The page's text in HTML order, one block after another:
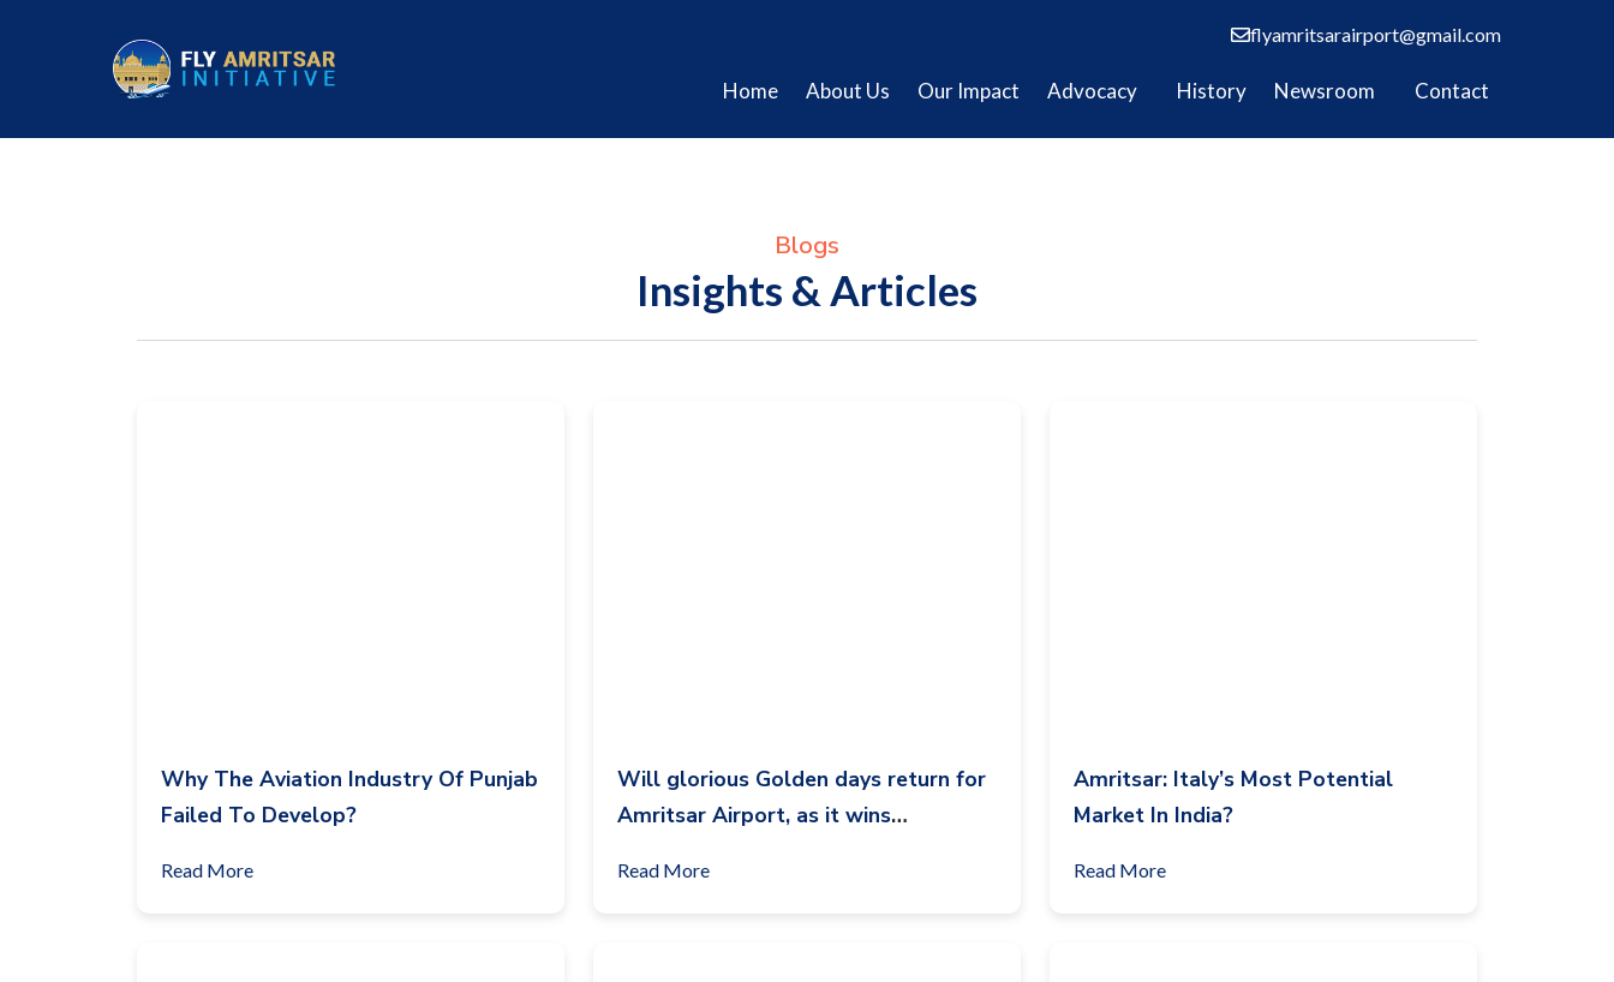
flyamritsarairport@gmail.com
Home About Us Our Impact Advocacy History Newsroom Contact
Blogs
Insights & Articles
Why The Aviation Industry Of Punjab
Failed To Develop?
Read More
Will glorious Golden days return for
Amritsar Airport, as it wins
Read More
Amritsar: Italy’s Most Potential
Market In India?
Read More